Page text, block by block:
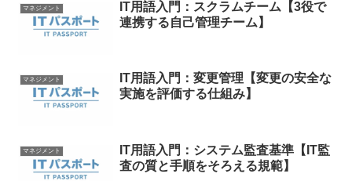
マネジメント
IT用語入門：スクラムチーム【3役で
連携する自己管理チーム】
マネジメント
IT用語入門：変更管理【変更の安全な
実施を評価する仕組み】
マネジメント
IT用語入門：システム監査基準【IT監
査の質と手順をそろえる規範】